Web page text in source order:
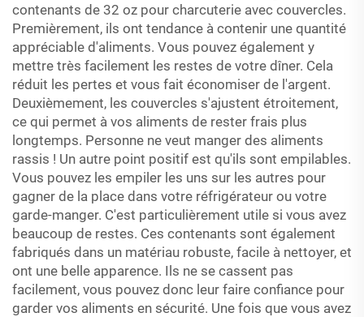
contenants de 32 oz pour charcuterie avec couvercles.
Premièrement, ils ont tendance à contenir une quantité
appréciable d'aliments. Vous pouvez également y
mettre très facilement les restes de votre dîner. Cela
réduit les pertes et vous fait économiser de l'argent.
Deuxièmement, les couvercles s'ajustent étroitement,
ce qui permet à vos aliments de rester frais plus
longtemps. Personne ne veut manger des aliments
rassis ! Un autre point positif est qu'ils sont empilables.
Vous pouvez les empiler les uns sur les autres pour
gagner de la place dans votre réfrigérateur ou votre
garde-manger. C'est particulièrement utile si vous avez
beaucoup de restes. Ces contenants sont également
fabriqués dans un matériau robuste, facile à nettoyer, et
ont une belle apparence. Ils ne se cassent pas
facilement, vous pouvez donc leur faire confiance pour
garder vos aliments en sécurité. Une fois que vous avez